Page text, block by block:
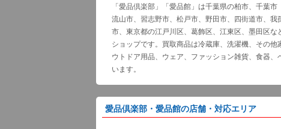
「愛品倶楽部」「愛品館」は千葉県の柏市、千葉
流山市、習志野市、松戸市、野田市、四街道市、
市、東京都の江戸川区、葛飾区、江東区、墨田区
ショップです。買取商品は冷蔵庫、洗濯機、その
ウトドア用品、ウェア、ファッション雑貨、食器
います。
愛品倶楽部・愛品館の店舗・対応エリア